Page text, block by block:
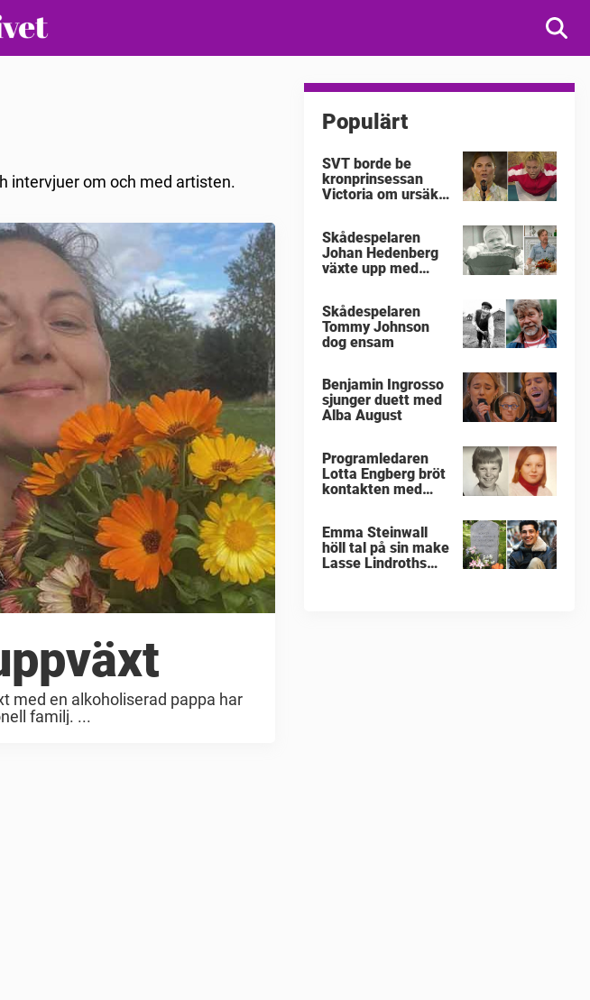
intervjuer om och med artisten.
med en alkoholiserad pappa har
familj. ...
Populärt
SVT borde be
kronprinsessan
Victoria om ursäkt
Skådespelaren
Johan Hedenberg
växte upp med
Skådespelaren
Tommy Johnson
dog ensam
Benjamin Ingrosso
sjunger duett med
Alba August
Programledaren
Lotta Engberg bröt
kontakten med
Emma Steinwall
höll tal på sin make
Lasse Lindroths